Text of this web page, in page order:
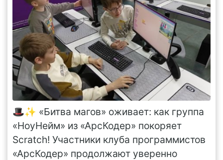
🎩✨ «Битва магов» оживает: как группа
«НоуНейм» из «АрсКодер» покоряет
Scratch! Участники клуба программистов
«АрсКодер» продолжают уверенно